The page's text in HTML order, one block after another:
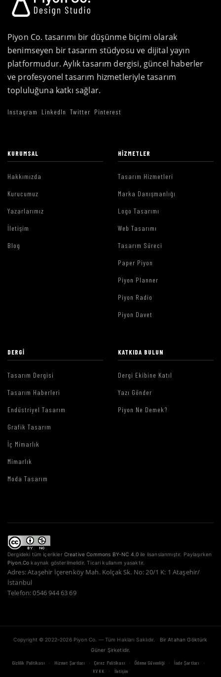
Piyon Co. tasarımı bir düşünme biçimi olarak
benimseyen bir tasarım stüdyosu ve dijital yayın
platformudur. Aylık tasarım dergisi, güncel haberler
ve profesyonel tasarım hizmetleriyle tasarım
topluluğuna katkı sağlar.
Instagram LinkedIn Twitter Pinterest
KURUMSAL
Hakkımızda
Kurucumuz
Yazarlarımız
İletişim
Blog
HIZMETLER
Tasarım Hizmetleri
Marka Danışmanlığı
Logo Tasarımı
Web Tasarımı
Tasarım Süreci
Paper Piyon
Piyon Planner
Piyon Radio
Piyon Davet
DERGI
Tasarım Dergisi
Tasarım Haberleri
Endüstriyel Tasarım
Grafik Tasarım
İç Mimarlık
Mimarlık
Moda Tasarım
KATKIDA BULUN
Dergi Ekibine Katıl
Yazı Gönder
Piyon Ne Demek?
Dergideki tüm içerikler Creative Commons BY-NC 4.0 ile lisanslanmıştır. Paylaşırken
Piyon.Co kaynak gösterilmelidir. Ticari kullanım yasaktır.
Adres: Ataşehir İçerenköy Mah. Kolçak Sk. No: 20/1 K: 1 Ataşehir/
İstanbul
Telefon: 0546 944 63 69
Copyright © 2022–2026 Piyon Co. — Tüm Hakları Saklıdır.
Bir Atahan Göktürk
Güner Şirketidir.
Gizlilik Politikası · Hizmet Şartları · Çerez Politikası · Ödeme Güvenliği · İade Şartları ·
KVKK · İletişim